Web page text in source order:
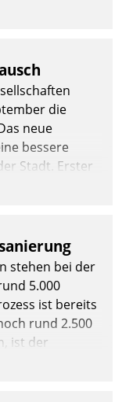
die
neue
bessere
Stadt. Erster
API-Hub mit
stehen bei der
5.000
ist bereits
rund 2.500
ist der
immens. Im